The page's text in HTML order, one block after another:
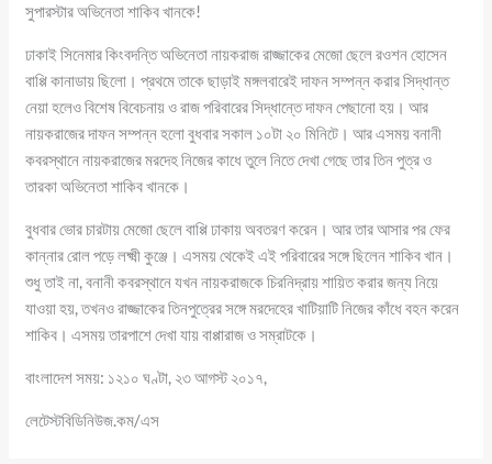
সুপারস্টার অভিনেতা শাকিব খানকে!
ঢাকাই সিনেমার কিংবদন্তি অভিনেতা নায়করাজ রাজ্জাকের মেজো ছেলে রওশন হোসেন
বাপ্পি কানাডায় ছিলো। প্রথমে তাকে ছাড়াই মঙ্গলবারেই দাফন সম্পন্ন করার সিদ্ধান্ত
নেয়া হলেও বিশেষ বিবেচনায় ও রাজ পরিবারের সিদ্ধান্তে দাফন পেছানো হয়। আর
নায়করাজের দাফন সম্পন্ন হলো বুধবার সকাল ১০টা ২০ মিনিটে। আর এসময় বনানী
কবরস্থানে নায়করাজের মরদেহ নিজের কাধে তুলে নিতে দেখা গেছে তার তিন পুত্র ও
তারকা অভিনেতা শাকিব খানকে।
বুধবার ভোর চারটায় মেজো ছেলে বাপ্পি ঢাকায় অবতরণ করেন। আর তার আসার পর ফের
কান্নার রোল পড়ে লক্ষ্মী কুঞ্জে। এসময় থেকেই এই পরিবারের সঙ্গে ছিলেন শাকিব খান।
শুধু তাই না, বনানী কবরস্থানে যখন নায়করাজকে চিরনিদ্রায় শায়িত করার জন্য নিয়ে
যাওয়া হয়, তখনও রাজ্জাকের তিনপুত্রের সঙ্গে মরদেহের খাটিয়াটি নিজের কাঁধে বহন করেন
শাকিব। এসময় তারপাশে দেখা যায় বাপ্পারাজ ও সম্রাটকে।
বাংলাদেশ সময়: ১২১০ ঘণ্টা, ২৩ আগস্ট ২০১৭,
লেটেস্টবিডিনিউজ.কম/এস